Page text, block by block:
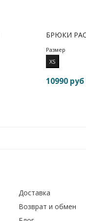
БРЮКИ
Размер
XS
10990 руб
Доставка
Возврат и обмен